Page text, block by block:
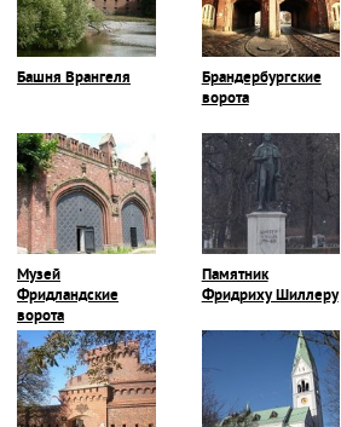
Башня Врангеля
Брандербургские
ворота
Музей
Фридландские
ворота
Памятник
Фридриху Шиллеру